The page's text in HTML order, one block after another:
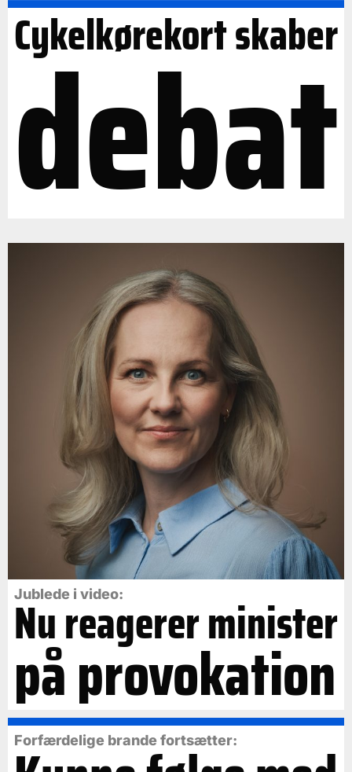
Cykelkørekort skaber
debat
Jublede i video:
Nu reagerer minister
på provokation
Forfærdelige brande fortsætter: